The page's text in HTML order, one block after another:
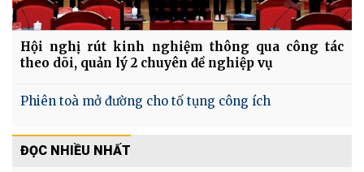
Hội nghị rút kinh nghiệm thông qua công tác
theo dõi, quản lý 2 chuyên đề nghiệp vụ
Phiên toà mở đường cho tố tụng công ích
ĐỌC NHIỀU NHẤT